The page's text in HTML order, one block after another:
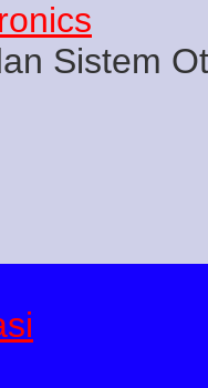
Sistem